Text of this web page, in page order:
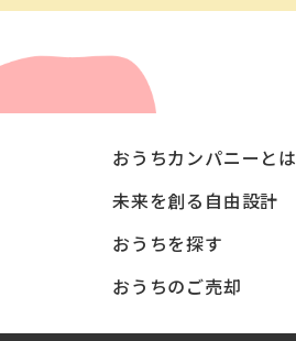
おうちカンパニーとは
未来を創る自由設計
おうちを探す
おうちのご売却